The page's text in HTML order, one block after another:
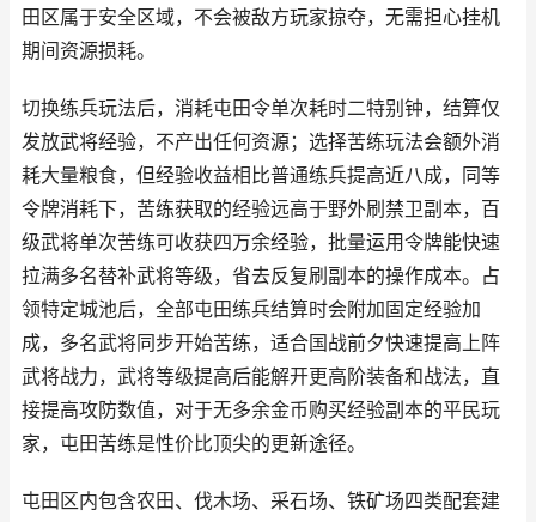
田区属于安全区域，不会被敌方玩家掠夺，无需担心挂机
期间资源损耗。
切换练兵玩法后，消耗屯田令单次耗时二特别钟，结算仅
发放武将经验，不产出任何资源；选择苦练玩法会额外消
耗大量粮食，但经验收益相比普通练兵提高近八成，同等
令牌消耗下，苦练获取的经验远高于野外刷禁卫副本，百
级武将单次苦练可收获四万余经验，批量运用令牌能快速
拉满多名替补武将等级，省去反复刷副本的操作成本。占
领特定城池后，全部屯田练兵结算时会附加固定经验加
成，多名武将同步开始苦练，适合国战前夕快速提高上阵
武将战力，武将等级提高后能解开更高阶装备和战法，直
接提高攻防数值，对于无多余金币购买经验副本的平民玩
家，屯田苦练是性价比顶尖的更新途径。
屯田区内包含农田、伐木场、采石场、铁矿场四类配套建